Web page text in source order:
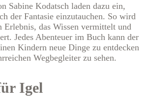
Sabine Kodatsch laden dazu ein,
der Fantasie einzutauchen. So wird
Erlebnis, das Wissen vermittelt und
Jedes Abenteuer im Buch kann der
Kindern neue Dinge zu entdecken
Wegbegleiter zu sehen.
Igel